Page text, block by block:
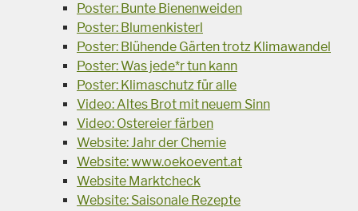
Poster: Bunte Bienenweiden
Poster: Blumenkisterl
Poster: Blühende Gärten trotz Klimawandel
Poster: Was jede*r tun kann
Poster: Klimaschutz für alle
Video: Altes Brot mit neuem Sinn
Video: Ostereier färben
Website: Jahr der Chemie
Website: www.oekoevent.at
Website Marktcheck
Website: Saisonale Rezepte